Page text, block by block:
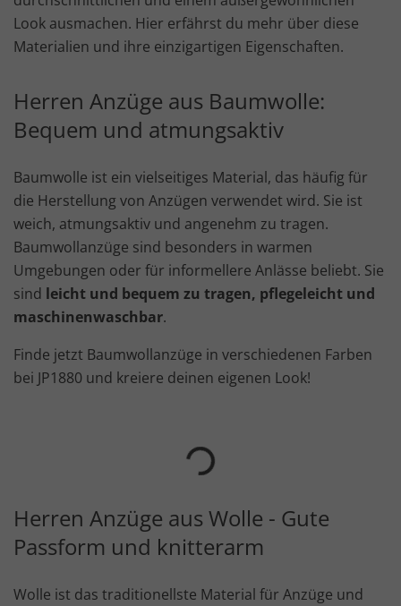
Look ausmachen. Hier erfährst du mehr über diese
Materialien und ihre einzigartigen Eigenschaften.
Herren Anzüge aus Baumwolle:
Bequem und atmungsaktiv
Baumwolle ist ein vielseitiges Material, das häufig für
die Herstellung von Anzügen verwendet wird. Sie ist
weich, atmungsaktiv und angenehm zu tragen.
Baumwollanzüge sind besonders in warmen
Umgebungen oder für informellere Anlässe beliebt. Sie
sind leicht und bequem zu tragen, pflegeleicht und
maschinenwaschbar.
Finde jetzt Baumwollanzüge in verschiedenen Farben
bei JP1880 und kreiere deinen eigenen Look!
Herren Anzüge aus Wolle - Gute
Passform und knitterarm
Wolle ist das traditionellste Material für Anzüge und